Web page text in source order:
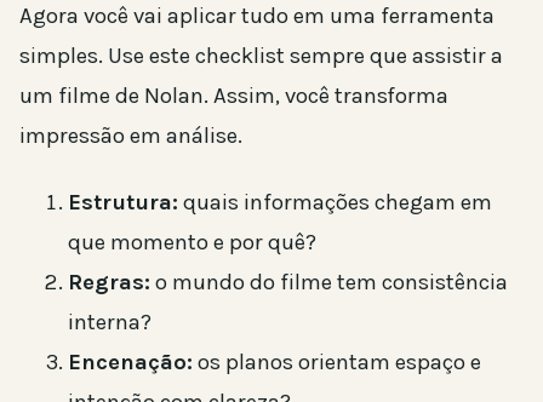
Agora você vai aplicar tudo em uma ferramenta
simples. Use este checklist sempre que assistir a
um filme de Nolan. Assim, você transforma
impressão em análise.
Estrutura: quais informações chegam em
que momento e por quê?
Regras: o mundo do filme tem consistência
interna?
Encenação: os planos orientam espaço e